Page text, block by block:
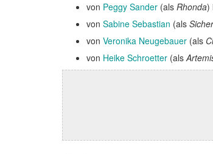
von Peggy Sander (als Rhonda)
von Sabine Sebastian (als
von Veronika Neugebauer (als
von Heike Schroetter (als